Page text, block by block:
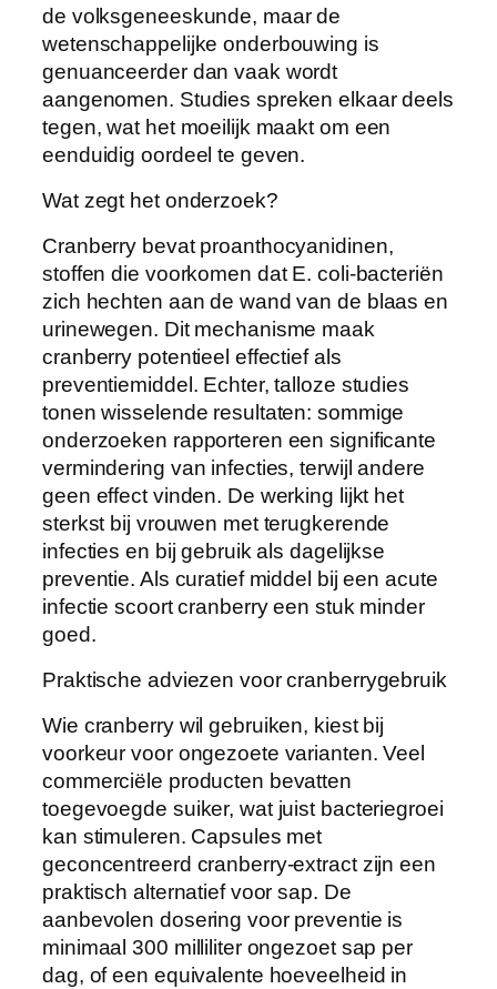
de volksgeneeskunde, maar de
wetenschappelijke onderbouwing is
genuanceerder dan vaak wordt
aangenomen. Studies spreken elkaar deels
tegen, wat het moeilijk maakt om een
eenduidig oordeel te geven.
Wat zegt het onderzoek?
Cranberry bevat proanthocyanidinen,
stoffen die voorkomen dat E. coli-bacteriën
zich hechten aan de wand van de blaas en
urinewegen. Dit mechanisme maak
cranberry potentieel effectief als
preventiemiddel. Echter, talloze studies
tonen wisselende resultaten: sommige
onderzoeken rapporteren een significante
vermindering van infecties, terwijl andere
geen effect vinden. De werking lijkt het
sterkst bij vrouwen met terugkerende
infecties en bij gebruik als dagelijkse
preventie. Als curatief middel bij een acute
infectie scoort cranberry een stuk minder
goed.
Praktische adviezen voor cranberrygebruik
Wie cranberry wil gebruiken, kiest bij
voorkeur voor ongezoete varianten. Veel
commerciële producten bevatten
toegevoegde suiker, wat juist bacteriegroei
kan stimuleren. Capsules met
geconcentreerd cranberry-extract zijn een
praktisch alternatief voor sap. De
aanbevolen dosering voor preventie is
minimaal 300 milliliter ongezoet sap per
dag, of een equivalente hoeveelheid in